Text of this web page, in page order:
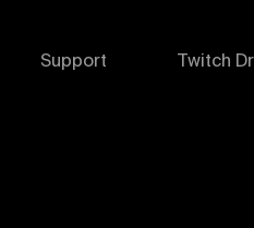
Support Twitch